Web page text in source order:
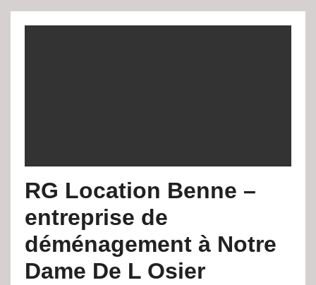
RG Location Benne –
entreprise de
déménagement à Notre
Dame De L Osier